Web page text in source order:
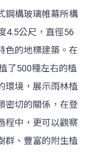
鋼構玻璃帷幕所構
4.5公尺，直徑56
色的地標建築。在
了500種左右的植
環境，展示雨林植
密切的關係，在登
程中，更可以觀察
群、豐富的附生植